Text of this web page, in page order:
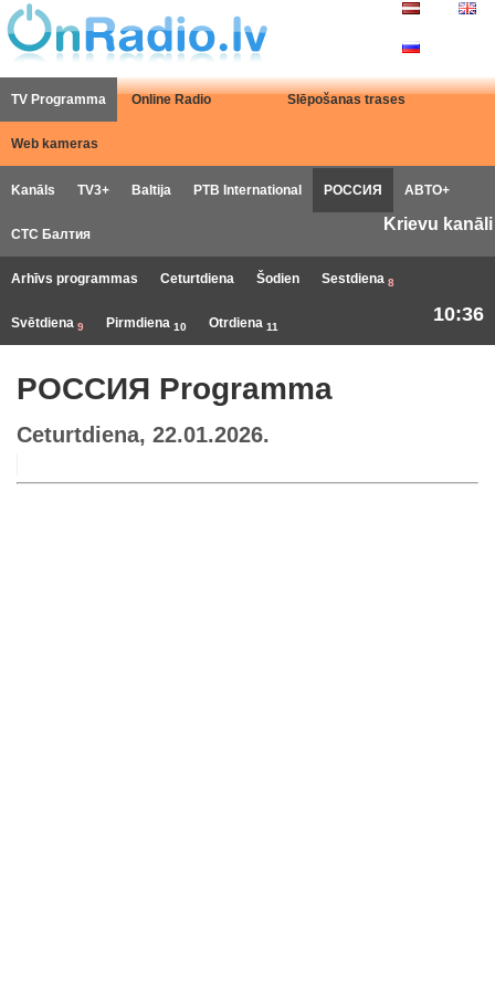
TV Programma Online Radio Slēpošanas trases
Web kameras
Kanāls TV3+ Baltija РТB International РОССИЯ АВТО+
СТС Балтия
Krievu kanāli
Arhīvs programmas Ceturtdiena Šodien Sestdiena 8
Svētdiena 9 Pirmdiena 10 Otrdiena 11
10:36
РОССИЯ Programma
Ceturtdiena, 22.01.2026.